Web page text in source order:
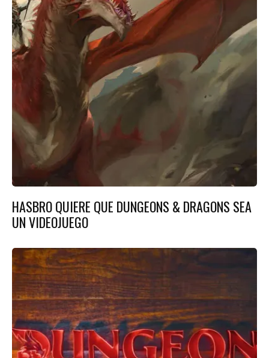
HASBRO QUIERE QUE DUNGEONS & DRAGONS SEA
UN VIDEOJUEGO